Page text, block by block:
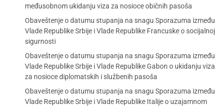
međusobnom ukidanju viza za nosioce običnih pasoša
Obaveštenje o datumu stupanja na snagu Sporazuma između
Vlade Republike Srbije i Vlade Republike Francuske o socijalnoj
sigurnosti
Obaveštenje o datumu stupanja na snagu Sporazuma između
Vlade Republike Srbije i Vlade Republike Gabon o ukidanju viza
za nosioce diplomatskih i službenih pasoša
Obaveštenje o datumu stupanja na snagu Sporazuma između
Vlade Republike Srbije i Vlade Republike Italije o uzajamnom